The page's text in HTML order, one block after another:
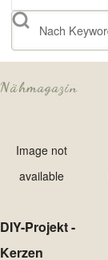
Suche
Nähmagazin
Image not
available
DIY-Projekt -
Kerzen